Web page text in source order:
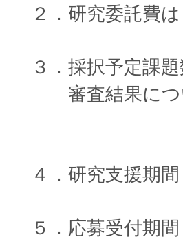
２．研究委託費
３．採択予定課
審査結果につ
４．研究支援期
５．応募受付期間